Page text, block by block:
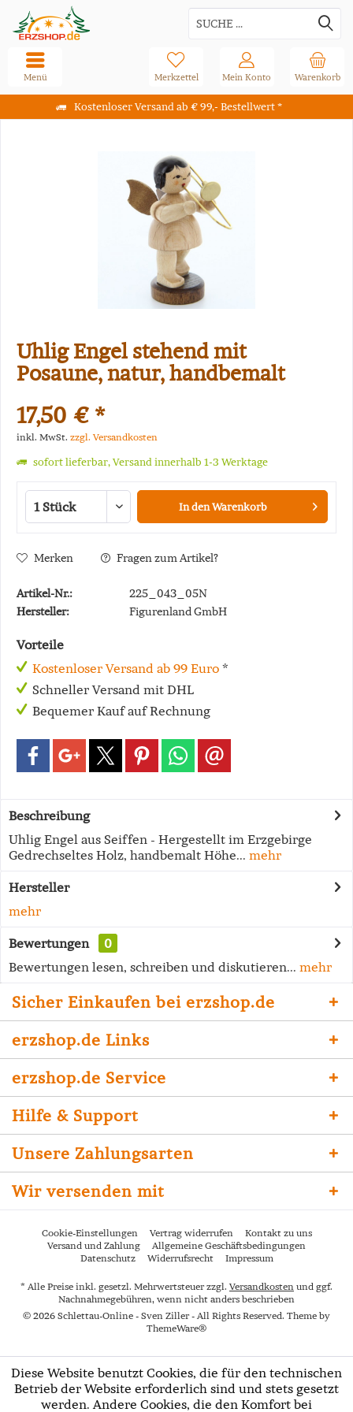
Kostenloser Versand ab € 99,- Bestellwert *
Warenkorb
Merkzettel Mein Konto
Menü
Uhlig Engel stehend mit
Posaune, natur, handbemalt
17,50 € *
inkl. MwSt. zzgl. Versandkosten
sofort lieferbar, Versand innerhalb 1-3 Werktage
In denWarenkorb
Merken Fragen zum Artikel?
Artikel-Nr.:
225_043_05N
Hersteller:
Figurenland GmbH
Vorteile
Kostenloser Versand ab 99 Euro *
Schneller Versand mit DHL
Bequemer Kauf auf Rechnung
Beschreibung
Uhlig Engel aus Seiffen - Hergestellt im Erzgebirge
Gedrechseltes Holz, handbemalt Höhe... mehr
Hersteller
mehr
Bewertungen
0
Bewertungen lesen, schreiben und diskutieren... mehr
Sicher Einkaufen bei erzshop.de
erzshop.de Links
erzshop.de Service
Hilfe & Support
Unsere Zahlungsarten
Wir versenden mit
Cookie-Einstellungen Vertrag widerrufen
Kontakt zu uns
Versand und Zahlung
Allgemeine Geschäftsbedingungen
Datenschutz
Widerrufsrecht Impressum
* Alle Preise inkl. gesetzl. Mehrwertsteuer zzgl. Versandkosten und ggf.
Nachnahmegebühren, wenn nicht anders beschrieben
© 2026 Schlettau-Online - Sven Ziller - All Rights Reserved. Theme by
ThemeWare®
Diese Website benutzt Cookies, die für den technischen
Betrieb der Website erforderlich sind und stets gesetzt
werden. Andere Cookies, die den Komfort bei